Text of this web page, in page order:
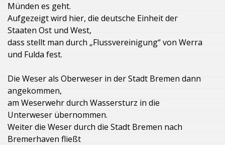
Münden es geht.
Aufgezeigt wird hier, die deutsche Einheit der
Staaten Ost und West,
dass stellt man durch „Flussvereinigung“ von Werra
und Fulda fest.
Die Weser als Oberweser in der Stadt Bremen dann
angekommen,
am Weserwehr durch Wassersturz in die
Unterweser übernommen.
Weiter die Weser durch die Stadt Bremen nach
Bremerhaven fließt